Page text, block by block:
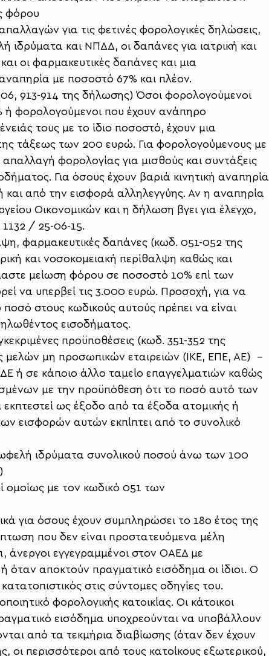
φόρου
για τις φετινές φορολογικές δηλώσεις,
ιδρύματα και ΝΠΔΔ, οι δαπάνες για ιατρική και
οι φαρμακευτικές δαπάνες και μια
με ποσοστό 67% και πλέον.
913-914 της δήλωσης) Όσοι φορολογούμενοι
ή φορολογούμενοι που έχουν ανάπηρο
τους με το ίδιο ποσοστό, έχουν μια
τάξεως των 200 ευρώ. Για φορολογούμενους με
φορολογίας για μισθούς και συντάξεις
Για όσους έχουν βαριά κινητική αναπηρία
και από την εισφορά αλληλεγγύης. Αν η αναπηρία
Οικονομικών και η δήλωση βγει για έλεγχο,
/ 25-06-15.
φαρμακευτικές δαπάνες (κωδ. 051-052 της
και νοσοκομειακή περίθαλψη καθώς και
μείωση φόρου σε ποσοστό 10% επί των
να υπερβεί τις 3.000 ευρώ. Προσοχή, για να
στους κωδικούς αυτούς πρέπει να είναι
εισοδήματος.
προϋποθέσεις (κωδ. 351-352 της
μελών μη προσωπικών εταιρειών (ΙΚΕ, ΕΠΕ, ΑΕ)  –
ή σε κάποιο άλλο ταμείο επαγγελματιών καθώς
με την προϋπόθεση ότι το ποσό αυτό των
ως έξοδο από τα έξοδα ατομικής ή
εισφορών αυτών εκπίπτει από το συνολικό
ιδρύματα συνολικού ποσού άνω των 100
ομοίως με τον κωδικό 051 των
για όσους έχουν συμπληρώσει το 18ο έτος της
που δεν είναι προστατευόμενα μέλη
άνεργοι εγγεγραμμένοι στον ΟΑΕΔ με
όταν αποκτούν πραγματικό εισόδημα οι ίδιοι. Ο
στις σύντομες οδηγίες του.
φορολογικής κατοικίας. Οι κάτοικοι
εισόδημα υποχρεούνται να υποβάλλουν
από τα τεκμήρια διαβίωσης (όταν δεν έχουν
οι περισσότεροι από τους κατοίκους εξωτερικού,